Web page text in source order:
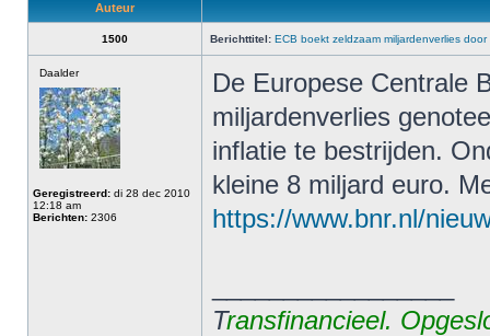
Auteur
1500 Berichttitel: ECB boekt zeldzaam miljardenverlies
Daalder
Geregistreerd: di 28 dec 2010
12:18 am
Berichten: 2306
De Europese Centrale
miljardenverlies
inflatie te bestrijden.
kleine 8 miljard euro.
https://www.bnr.nl/
Transfinancieel.